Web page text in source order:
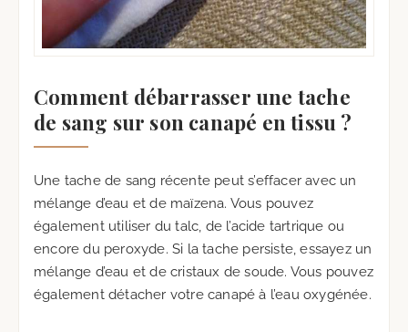
Comment débarrasser une tache
de sang sur son canapé en tissu ?
Une tache de sang récente peut s’effacer avec un
mélange d’eau et de maïzena. Vous pouvez
également utiliser du talc, de l’acide tartrique ou
encore du peroxyde. Si la tache persiste, essayez un
mélange d’eau et de cristaux de soude. Vous pouvez
également détacher votre canapé à l’eau oxygénée.